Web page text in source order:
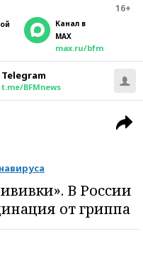
16+
Канал в
MAX
max.ru/bfm
Telegram
t.me/BFMnews
В России
от гриппа